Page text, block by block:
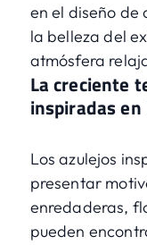
en el diseño de
la belleza del
atmósfera
La creciente
inspiradas
Los azulejos
presentar
enredaderas,
pueden